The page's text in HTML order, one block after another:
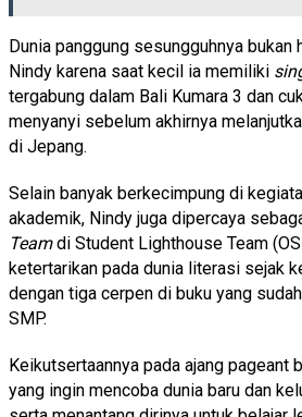
Dunia panggung sesungguhnya bukan
Nindy karena saat kecil ia memiliki
tergabung dalam Bali Kumara 3 dan
menyanyi sebelum akhirnya
di Jepang.
Selain banyak berkecimpung di
akademik, Nindy juga dipercaya
Teamdi Student Lighthouse Team
ketertarikan pada dunia literasi sejak
dengan tiga cerpen di buku yang
SMP.
Keikutsertaannya pada ajang pageant
yang ingin mencoba dunia baru dan